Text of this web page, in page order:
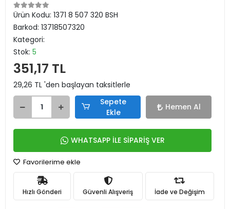
Ürün Kodu: 1371 8 507 320 BSH
Barkod: 13718507320
Kategori:
Stok: 5
351,17 TL
29,26 TL 'den başlayan taksitlerle
Sepete
Ekle
Hemen Al
WHATSAPP İLE SİPARİŞ VER
Favorilerime ekle
Hızlı Gönderi Güvenli Alışveriş İade ve Değişim